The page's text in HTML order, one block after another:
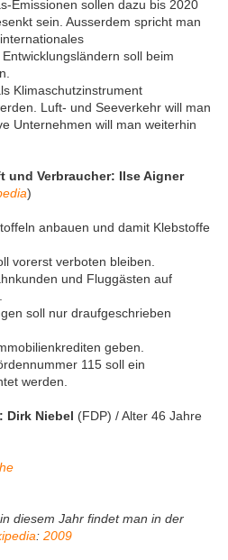
Emissionen sollen dazu bis 2020
sein. Ausserdem spricht man
soll beim
Klimaschutzinstrument
Luft- und Seeverkehr will man
Unternehmen will man weiterhin
und Verbraucher: Ilse Aigner
)
anbauen und damit Klebstoffe
vorerst verboten bleiben.
und Fluggästen auf
soll nur draufgeschrieben
geben.
115 soll ein
werden.
Dirk Niebel (FDP) / Alter 46 Jahre
diesem Jahr findet man in der
: 2009